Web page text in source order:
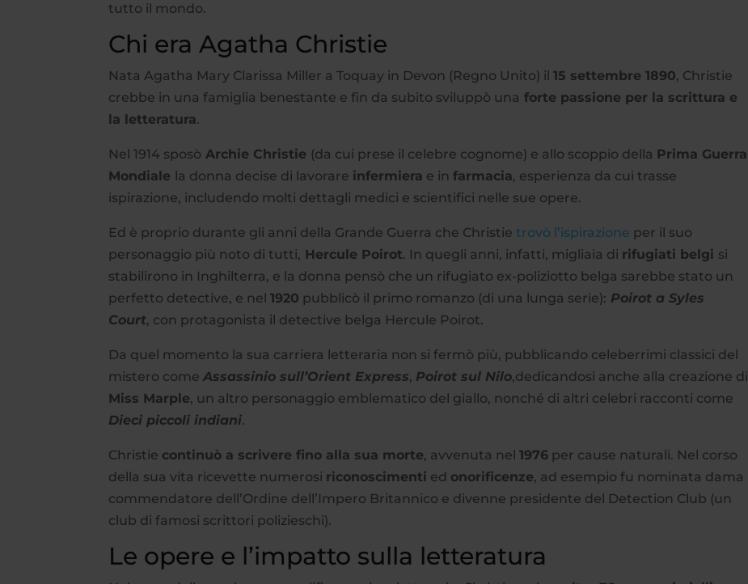
tutto il mondo.
Chi era Agatha Christie
Nata Agatha Mary Clarissa Miller a Toquay in Devon (Regno Unito) il15 settembre 1890, Christie
crebbe in una famiglia benestante e fin da subito sviluppò una forte passione per la scrittura e
la letteratura.
Nel 1914 sposò Archie Christie (da cui prese il celebre cognome) e allo scoppio della Prima Guerra
Mondiale la donna decise di lavorare infermiera e infarmacia, esperienza da cui trasse
ispirazione, includendo molti dettagli medici e scientifici nelle sue opere.
Ed è proprio durante gli anni della Grande Guerra che Christietrovò l’ispirazione per il suo
personaggio più noto di tutti, Hercule Poirot. In quegli anni, infatti, migliaia di rifugiati belgi si
stabilirono in Inghilterra, e la donna pensò che un rifugiato ex-poliziotto belga sarebbe stato un
perfetto detective, e nel1920 pubblicò il primo romanzo (di una lunga serie): Poirot a Syles
Court, con protagonista il detective belga Hercule Poirot.
Da quel momento la sua carriera letteraria non si fermò più, pubblicando celeberrimi classici del
mistero comeAssassinio sull’Orient Express, Poirot sul Nilo,dedicandosi anche alla creazione di
Miss Marple, un altro personaggio emblematico del giallo, nonché di altri celebri racconti come
Dieci piccoli indiani.
Christie continuò a scrivere fino alla sua morte, avvenuta nel1976 per cause naturali. Nel corso
della sua vita ricevette numerosi riconoscimenti ed onorificenze, ad esempio fu nominata dama
commendatore dell’Ordine dell’Impero Britannico e divenne presidente del Detection Club (un
club di famosi scrittori polizieschi).
Le opere e l’impatto sulla letteratura